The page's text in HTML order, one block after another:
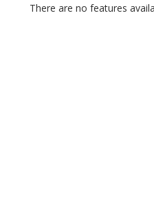
There are no features